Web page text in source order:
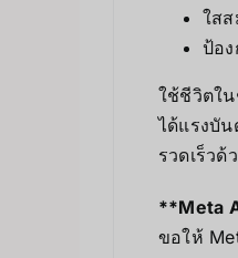
ใส
ป้อ
ใช้ชีวิตใ
ได้แรงบั
รวดเร็ว
**Meta
ขอให้